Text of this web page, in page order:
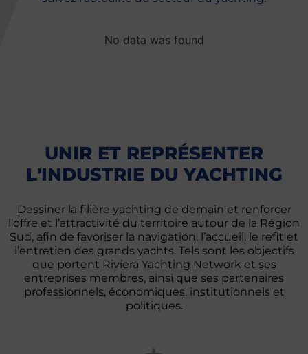
No data was found
UNIR ET REPRÉSENTER
L'INDUSTRIE DU YACHTING
Dessiner la filière yachting de demain et renforcer
l’offre et l’attractivité du territoire autour de la Région
Sud, afin de favoriser la navigation, l’accueil, le refit et
l’entretien des grands yachts. Tels sont les objectifs
que portent Riviera Yachting Network et ses
entreprises membres, ainsi que ses partenaires
professionnels, économiques, institutionnels et
politiques.